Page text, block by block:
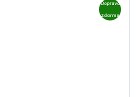
Doprava
zdarma